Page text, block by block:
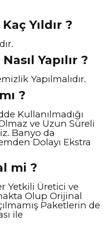
Yıldır ?
Yapılır ?
Yapılmalıdır.
?
Kullanılmadığı
ve Uzun Süreli
Banyo da
Dolayı Ekstra
mi ?
Yetkili Üretici ve
Olup Orijinal
Paketlerin de
ile